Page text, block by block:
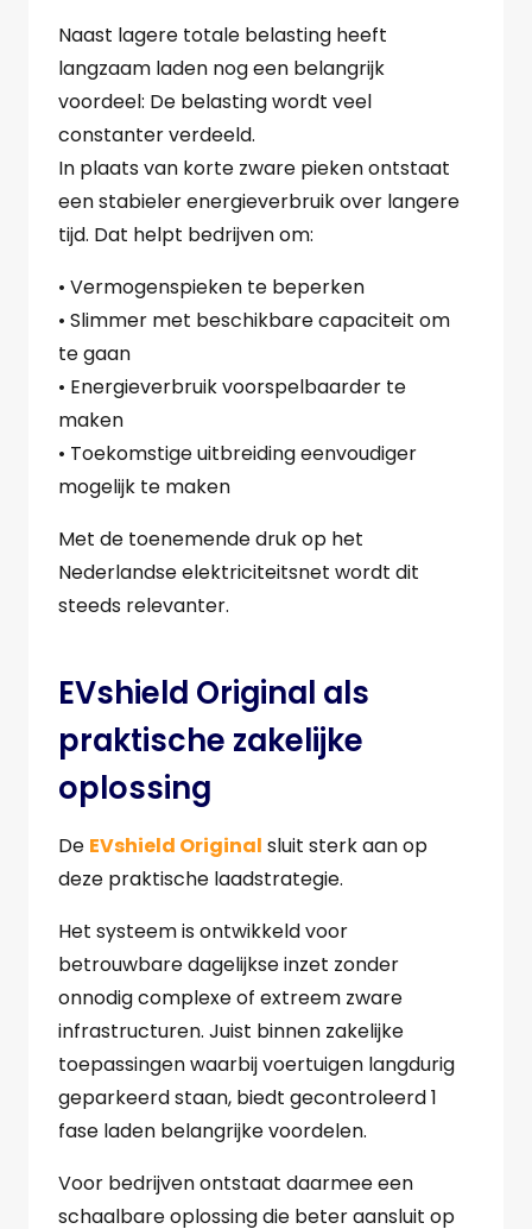
Naast lagere totale belasting heeft
langzaam laden nog een belangrijk
voordeel: De belasting wordt veel
constanter verdeeld.
In plaats van korte zware pieken ontstaat
een stabieler energieverbruik over langere
tijd. Dat helpt bedrijven om:
• Vermogenspieken te beperken
• Slimmer met beschikbare capaciteit om
te gaan
• Energieverbruik voorspelbaarder te
maken
• Toekomstige uitbreiding eenvoudiger
mogelijk te maken
Met de toenemende druk op het
Nederlandse elektriciteitsnet wordt dit
steeds relevanter.
EVshield Original als
praktische zakelijke
oplossing
De EVshield Original sluit sterk aan op
deze praktische laadstrategie.
Het systeem is ontwikkeld voor
betrouwbare dagelijkse inzet zonder
onnodig complexe of extreem zware
infrastructuren. Juist binnen zakelijke
toepassingen waarbij voertuigen langdurig
geparkeerd staan, biedt gecontroleerd 1
fase laden belangrijke voordelen.
Voor bedrijven ontstaat daarmee een
schaalbare oplossing die beter aansluit op